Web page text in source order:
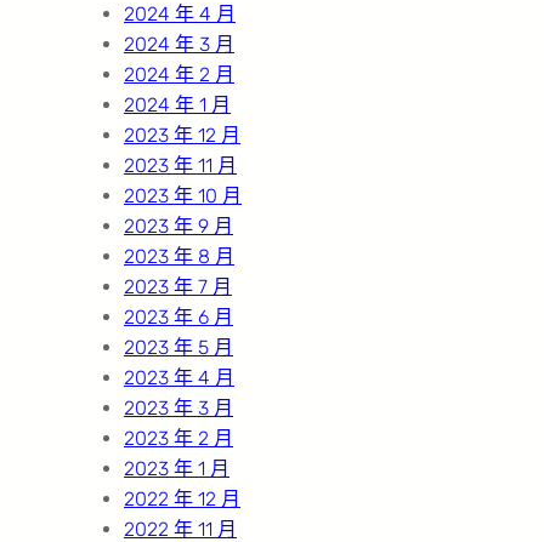
2024 年 4 月
2024 年 3 月
2024 年 2 月
2024 年 1 月
2023 年 12 月
2023 年 11 月
2023 年 10 月
2023 年 9 月
2023 年 8 月
2023 年 7 月
2023 年 6 月
2023 年 5 月
2023 年 4 月
2023 年 3 月
2023 年 2 月
2023 年 1 月
2022 年 12 月
2022 年 11 月